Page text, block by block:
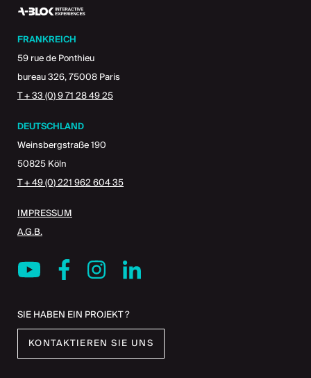
FRANKREICH
59 rue de Ponthieu
bureau 326, 75008 Paris
T + 33 (0) 9 71 28 49 25
DEUTSCHLAND
Weinsbergstraße 190
50825 Köln
T + 49 (0) 221 962 604 35
IMPRESSUM
A.G.B.
SIE HABEN EIN PROJEKT ?
KONTAKTIEREN SIE UNS